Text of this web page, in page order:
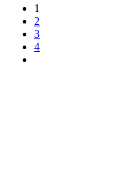
Stránkovanie
príspevkov
1
2
3
4